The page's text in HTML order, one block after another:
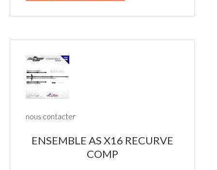
nous contacter
ENSEMBLE AS X16 RECURVE
COMP